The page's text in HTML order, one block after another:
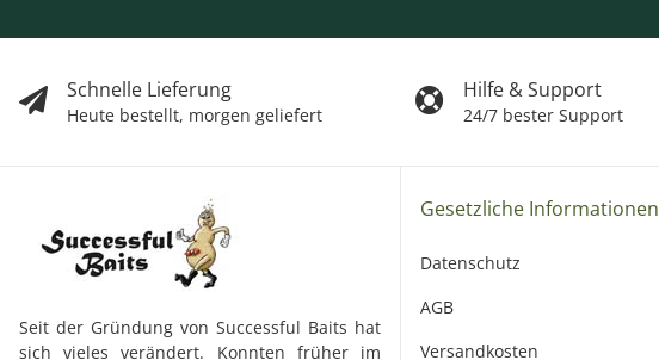
Schnelle Lieferung
Heute bestellt, morgen geliefert
Hilfe & Support
24/7 bester Support
Seit der Gründung von Successful Baits hat
sich vieles verändert. Konnten früher im
Gesetzliche Informationen
Datenschutz
AGB
Versandkosten